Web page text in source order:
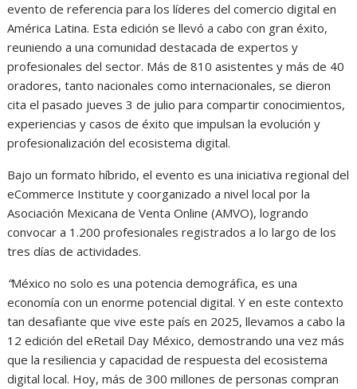
evento de referencia para los líderes del comercio digital en
América Latina. Esta edición se llevó a cabo con gran éxito,
reuniendo a una comunidad destacada de expertos y
profesionales del sector. Más de 810 asistentes y más de 40
oradores, tanto nacionales como internacionales, se dieron
cita el pasado jueves 3 de julio para compartir conocimientos,
experiencias y casos de éxito que impulsan la evolución y
profesionalización del ecosistema digital.
Bajo un formato híbrido, el evento es una iniciativa regional del
eCommerce Institute y coorganizado a nivel local por la
Asociación Mexicana de Venta Online (AMVO), logrando
convocar a 1.200 profesionales registrados a lo largo de los
tres días de actividades.
“México no solo es una potencia demográfica, es una
economía con un enorme potencial digital. Y en este contexto
tan desafiante que vive este país en 2025, llevamos a cabo la
12 edición del eRetail Day México, demostrando una vez más
que la resiliencia y capacidad de respuesta del ecosistema
digital local. Hoy, más de 300 millones de personas compran